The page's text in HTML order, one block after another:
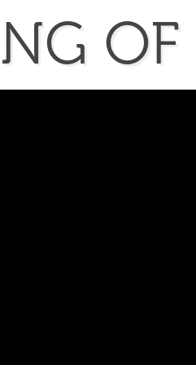
OF